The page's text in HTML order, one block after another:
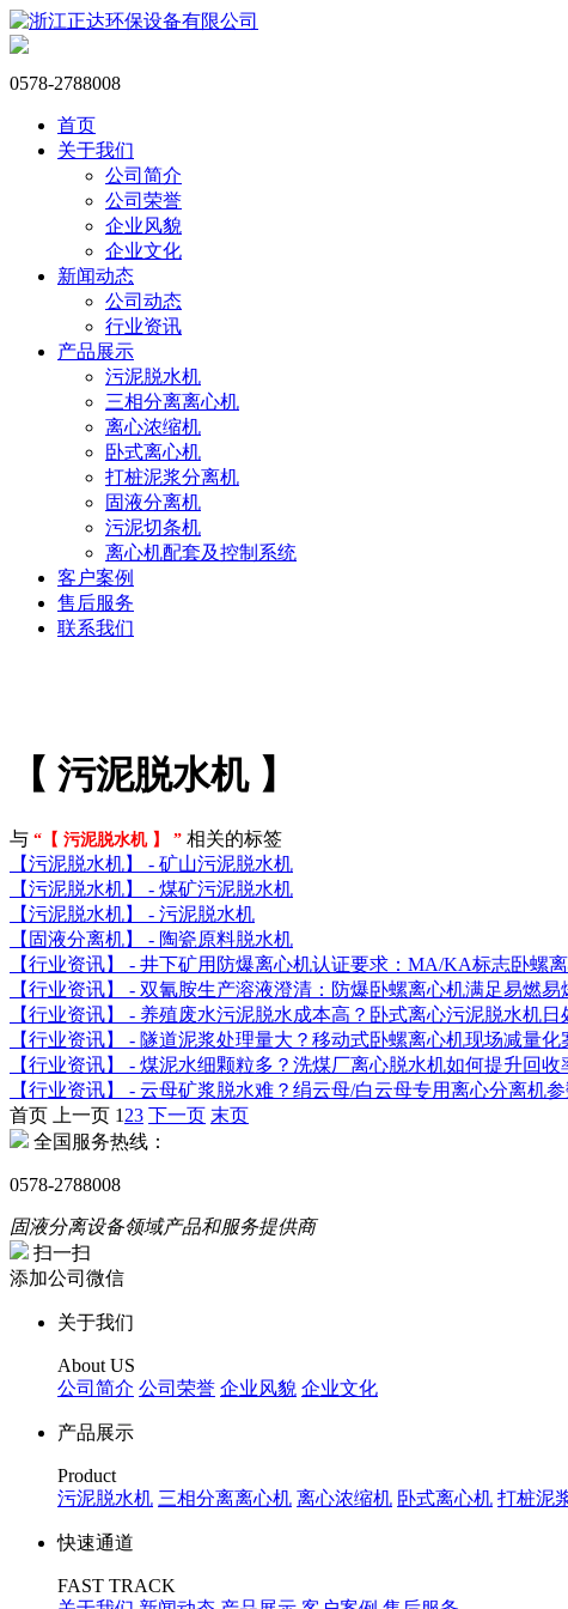
0578-2788008
首页
关于我们
公司简介
公司荣誉
企业风貌
企业文化
新闻动态
公司动态
行业资讯
产品展示
污泥脱水机
三相分离离心机
离心浓缩机
卧式离心机
打桩泥浆分离机
固液分离机
污泥切条机
离心机配套及控制系统
客户案例
售后服务
联系我们
【 污泥脱水机 】
与 “【 污泥脱水机 】 ” 相关的标签
【污泥脱水机】 - 矿山污泥脱水机
【污泥脱水机】 - 煤矿污泥脱水机
【污泥脱水机】 - 污泥脱水机
【固液分离机】 - 陶瓷原料脱水机
【行业资讯】 - 井下矿用防爆离心机认证要求：MA/KA标志卧螺
【行业资讯】 - 双氰胺生产溶液澄清：防爆卧螺离心机满足易燃
【行业资讯】 - 养殖废水污泥脱水成本高？卧式离心污泥脱水机
【行业资讯】 - 隧道泥浆处理量大？移动式卧螺离心机现场减量化
【行业资讯】 - 煤泥水细颗粒多？洗煤厂离心脱水机如何提升回收
【行业资讯】 - 云母矿浆脱水难？绢云母/白云母专用离心分离机
首页 上一页 123 下一页 末页
全国服务热线：
0578-2788008
固液分离设备领域产品和服务提供商
扫一扫
添加公司微信
关于我们
About US
公司简介 公司荣誉 企业风貌 企业文化
产品展示
Product
污泥脱水机 三相分离离心机 离心浓缩机 卧式离心机 打桩泥
快速通道
FAST TRACK